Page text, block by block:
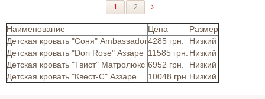
1 2
Наименование Цена
Размер
Детская кровать "Соня" Ambassador4285 грн.
Низкий
Детская кровать "Dori Rose" Аззаре 11585 грн. Низкий
Детская кровать "Твист" Матролюкс 6952 грн.
Низкий
Детская кровать "Квест-C" Аззаре
10048 грн. Низкий